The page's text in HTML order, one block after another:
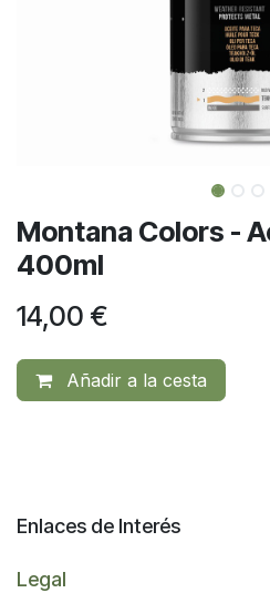
Montana Colors -
400ml
14,00 €
Añadir a la cesta
Enlaces de Interés
Legal